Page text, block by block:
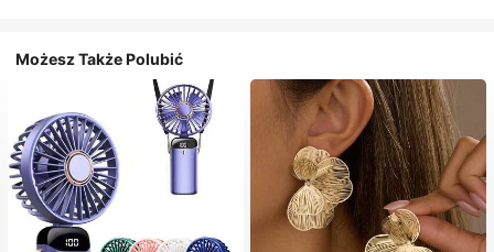
Możesz Także Polubić